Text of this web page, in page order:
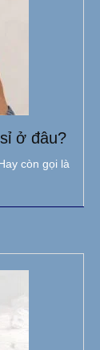
ở đâu?
còn gọi là